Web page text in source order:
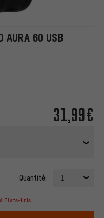
AURA 60 USB
31,99€
Quantité: 1
États-Unis